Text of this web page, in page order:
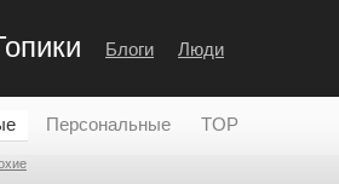
Блоги Люди
Персональные TOP